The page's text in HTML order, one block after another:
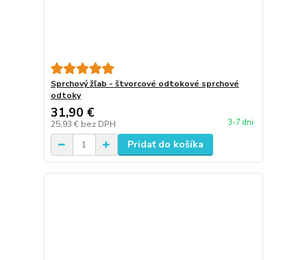
Sprchový žľab - štvorcové odtokové sprchové
odtoky
31,90 €
25,93 € bez DPH 3-7 dni
Pridať do košíka